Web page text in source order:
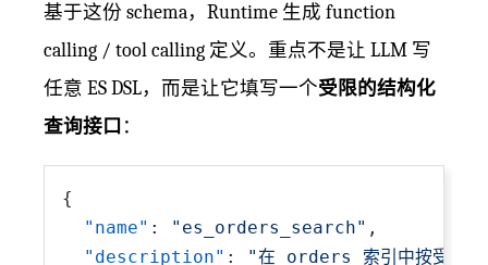
基于这份 schema，Runtime 生成 function
calling / tool calling 定义。重点不是让 LLM 写
任意 ES DSL，而是让它填写一个受限的结构化
查询接口 ：
{
"name" : "es_orders_search" ,
"description" : "在 orders 索引中按受限条